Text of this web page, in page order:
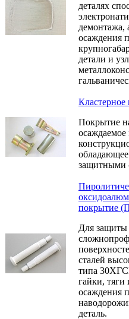
Стальные деталей узлов
Стальные
низконагруженные
деталях
демонтажа,
осаждения
детали и
Покрытие
осаждаемое
защитными
покрытие
Для защиты
сталей
типа
гайки, тяги
осаждения
деталь.